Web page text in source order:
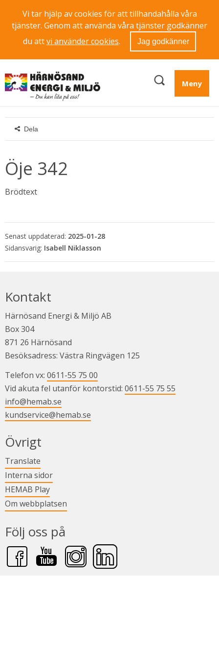
Vi tar hjälp av cookies för att tillhandahålla våra
tjänster. Genom att använda våra tjänster godkänner
du attvi använder cookies. Jag godkänner
Meny
Dela
Öje 342
Brödtext
Senast uppdaterad: 2025-01-28
Isabell Niklasson
Kontakt
Härnösand Energi & Miljö AB
Box 304
871 26 Härnösand
Besöksadress: Västra Ringvägen 125
Telefon vx: 0611-55 75 00
Vid akuta fel utanför kontorstid: 0611-55 75 55
info@hemab.se
kundservice@hemab.se
Övrigt
Translate
Interna sidorLänk till annan webbplats.
HEMAB PlayLänk till annan webbplats.
Om webbplatsen
Följ oss på